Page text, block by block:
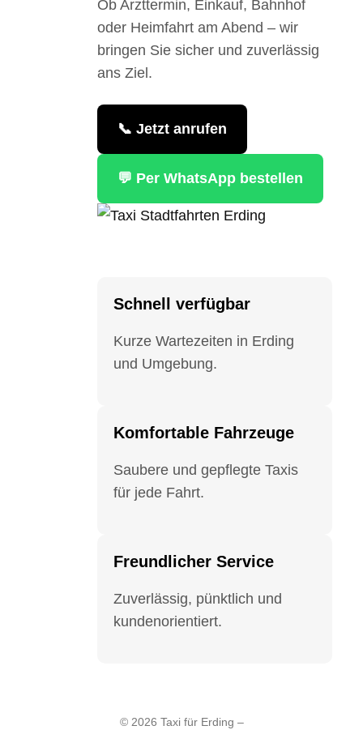
Ob Arzttermin, Einkauf, Bahnhof
oder Heimfahrt am Abend – wir
bringen Sie sicher und zuverlässig
ans Ziel.
📞 Jetzt anrufen
💬 Per WhatsApp bestellen
Schnell verfügbar
Kurze Wartezeiten in Erding
und Umgebung.
Komfortable Fahrzeuge
Saubere und gepflegte Taxis
für jede Fahrt.
Freundlicher Service
Zuverlässig, pünktlich und
kundenorientiert.
© 2026 Taxi für Erding –